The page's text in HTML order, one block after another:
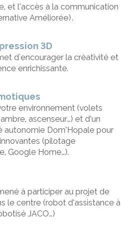
et l’accès à la communication
Améliorée) .
3D
d'encourager la créativité et
enrichissante.
environnement (volets
ascenseur…) et d’un
autonomie Dom’Hopale pour
(pilotage
Google Home…).
à participer au projet de
le centre (robot d’assistance à
JACO…)